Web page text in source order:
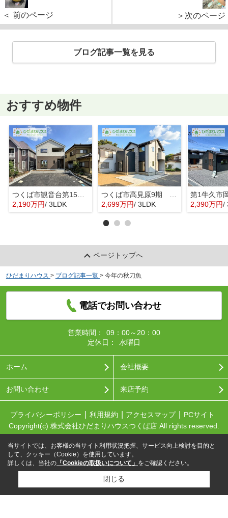
＜ 前のページ ＞次のページ
ブログ記事一覧を見る
おすすめ物件
つくば市観音台第15 新築戸建
2,190万円/ 3LDK
2,699万円/ 3LDK 2,390万円/
ページトップへ
ひだまりハウス > ブログ記事一覧 > 今年の秋刀魚
電話でお問い合わせ
営業時間：
09：00～20：00
定休日：
水曜日
ホーム 会社概要
お問い合わせ 来店予約
プライバシーポリシー 利用規約 アクセスマップ
PCサイト
Copyright(c) 株式会社ひだまりハウスつくば店 All rights reserved.
当サイトでは、お客様の当サイト利用状況把握、サービス向上検討を目的と
して、クッキー（Cookie）を使用しています。
詳しくは、当社の 「Cookieの取扱いについて」 をご確認ください。
閉じる